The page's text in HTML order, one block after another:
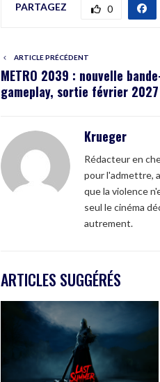
PARTAGEZ 0
ARTICLE PRÉCÉDENT
METRO 2039 : nouvelle
gameplay, sortie février 2027
Krueger
Rédacteur en
pour l'admettre,
que la violence
seul le cinéma
autrement.
ARTICLES SUGGÉRÉS